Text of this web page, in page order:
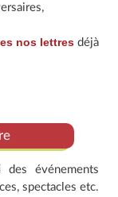
nos lettresdéjà
événements
spectacles etc.